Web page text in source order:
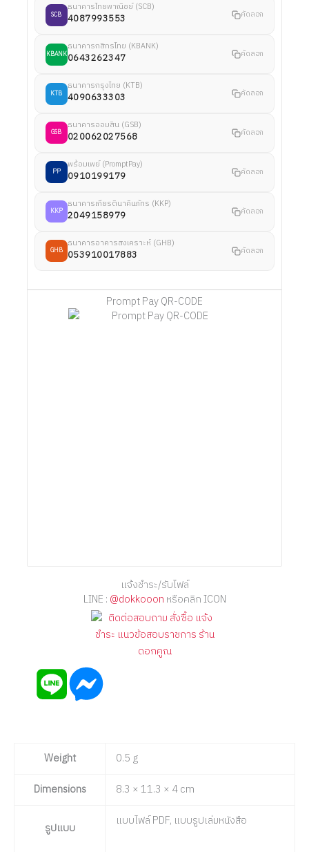
SCB
ธนาคารไทยพาณิชย์ (SCB)
4087993553 คัดลอก
KBANK
ธนาคารกสิกรไทย (KBANK)
0643262347 คัดลอก
KTB
ธนาคารกรุงไทย (KTB)
4090633303 คัดลอก
GSB
ธนาคารออมสิน (GSB)
020062027568 คัดลอก
PP
พร้อมเพย์ (PromptPay)
0910199179 คัดลอก
KKP
ธนาคารเกียรตินาคินภัทร (KKP)
2049158979 คัดลอก
GHB
ธนาคารอาคารสงเคราะห์ (GHB)
053910017883 คัดลอก
Prompt Pay QR-CODE
แจ้งชำระ/รับไฟล์
LINE : @dokkooon หรือคลิก ICON
Weight
0.5 g
Dimensions
8.3 × 11.3 × 4 cm
รูปแบบ แบบไฟล์ PDF, แบบรูปเล่มหนังสือ